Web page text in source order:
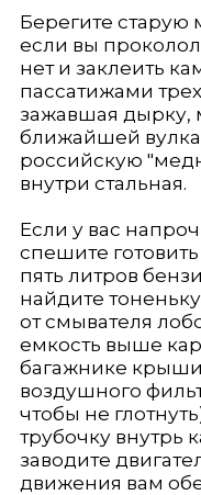
Берегите
если вы
нет и заклеить
пассатижами
зажавшая дырку,
ближайшей
российскую
внутри стальная.
Если у вас
спешите
пять литров
найдите
от смывателя
емкость выше
багажнике
воздушного
чтобы не
трубочку внутрь
заводите
движения вам